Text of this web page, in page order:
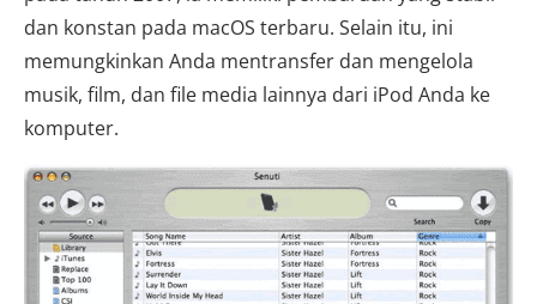
dan konstan pada macOS terbaru. Selain itu, ini
memungkinkan Anda mentransfer dan mengelola
musik, film, dan file media lainnya dari iPod Anda ke
komputer.